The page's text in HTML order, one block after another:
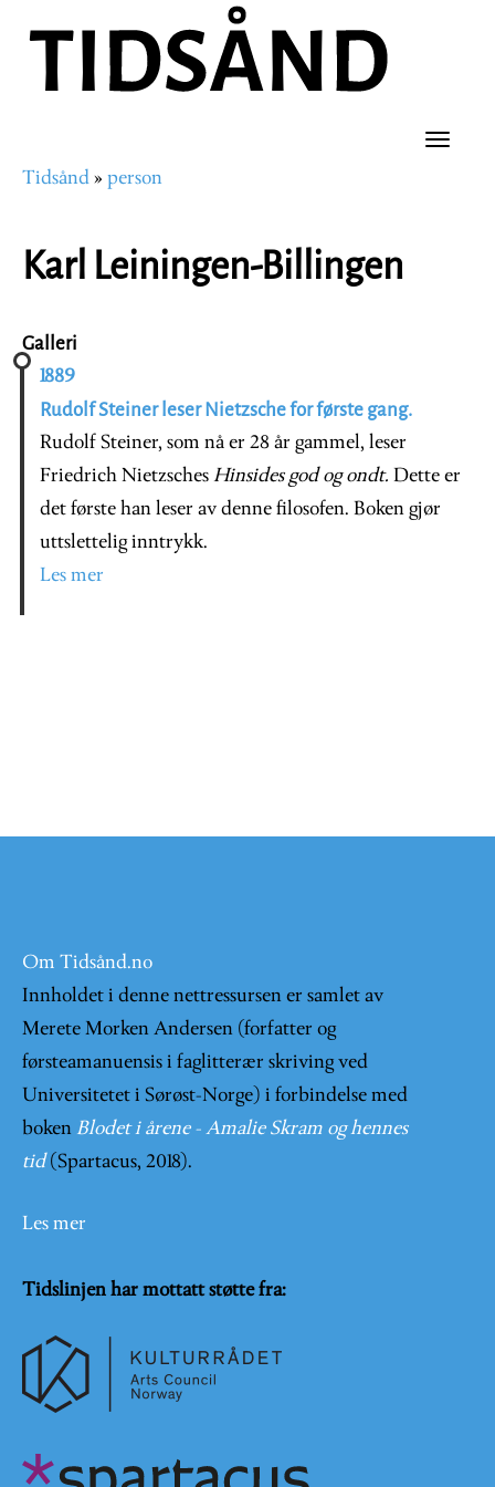
hovedinnhold
Toggle
Navigasjonssti
Tidsånd person
Karl Leiningen-Billingen
Galleri
1889
Rudolf Steiner leser Nietzsche for første gang.
Rudolf Steiner, som nå er 28 år gammel, leser
Friedrich Nietzsches Hinsides god og ondt. Dette er
det første han leser av denne filosofen. Boken gjør
uttslettelig inntrykk.
Les mer
Om Tidsånd.no
Innholdet i denne nettressursen er samlet av
Merete Morken Andersen (forfatter og
førsteamanuensis i faglitterær skriving ved
Universitetet i Sørøst-Norge) i forbindelse med
boken Blodet i årene - Amalie Skram og hennes
tid (Spartacus, 2018).
Les mer
Tidslinjen har mottatt støtte fra: